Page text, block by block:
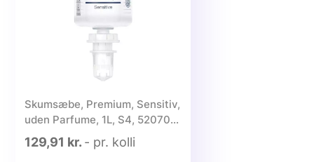
Skumsæbe, Premium, Sensitiv,
uden Parfume, 1L, S4, 520701,
Tork - 1 stk.
129,91 kr. - pr. kolli